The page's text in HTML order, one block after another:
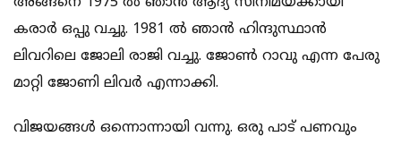
കരാര്‍ ഒപ്പു വച്ചു. 1981 ല്‍ ഞാന്‍ ഹിന്ദുസ്ഥാന്‍
ലിവറിലെ ജോലി രാജി വച്ചു. ജോണ്‍ റാവു എന്ന പേരു
മാറ്റി ജോണി ലിവര്‍ എന്നാക്കി.
വിജയങ്ങള്‍ ഒന്നൊന്നായി വന്നു. ഒരു പാട് പണവും